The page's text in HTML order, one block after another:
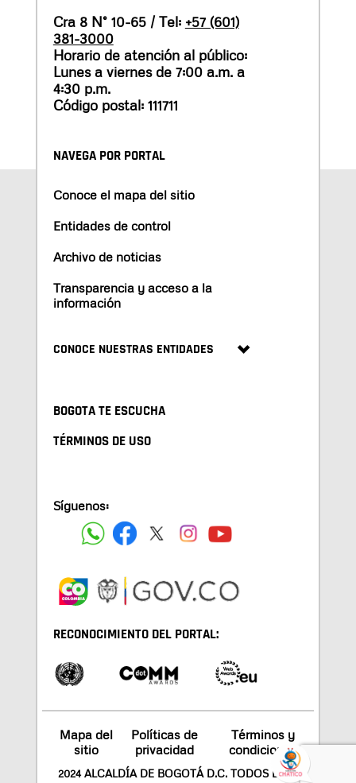
Cra 8 N° 10-65 / Tel: +57 (601)
381-3000
Horario de atención al público:
Lunes a viernes de 7:00 a.m. a
4:30 p.m.
Código postal: 111711
NAVEGA POR PORTAL
Conoce el mapa del sitio
Entidades de control
Archivo de noticias
Transparencia y acceso a la
información
CONOCE NUESTRAS ENTIDADES
BOGOTA TE ESCUCHA
TÉRMINOS DE USO
Síguenos:
RECONOCIMIENTO DEL PORTAL:
Mapa del
sitio
Políticas de
privacidad
Términos y
condiciones
2024 ALCALDÍA DE BOGOTÁ D.C. TODOS LOS